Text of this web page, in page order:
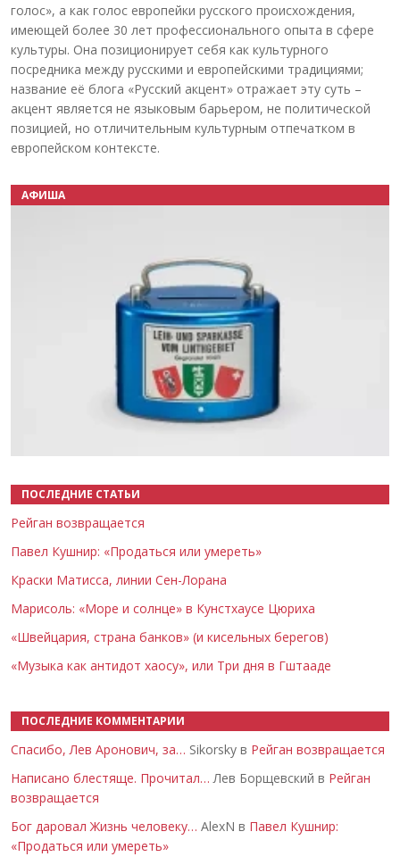
голос», а как голос европейки русского происхождения,
имеющей более 30 лет профессионального опыта в сфере
культуры. Она позиционирует себя как культурного
посредника между русскими и европейскими традициями;
название её блога «Русский акцент» отражает эту суть –
акцент является не языковым барьером, не политической
позицией, но отличительным культурным отпечатком в
европейском контексте.
АФИША
ПОСЛЕДНИЕ СТАТЬИ
Рейган возвращается
Павел Кушнир: «Продаться или умереть»
Краски Матисса, линии Сен-Лорана
Марисоль: «Море и солнце» в Кунстхаусе Цюриха
«Швейцария, страна банков» (и кисельных берегов)
«Музыка как антидот хаосу», или Три дня в Гштааде
ПОСЛЕДНИЕ КОММЕНТАРИИ
Спасибо, Лев Аронович, за… Sikorsky в Рейган возвращается
Написано блестяще. Прочитал… Лев Борщевский в Рейган
возвращается
Бог даровал Жизнь человеку… AlexN в Павел Кушнир:
«Продаться или умереть»